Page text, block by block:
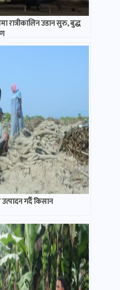
रात्रीकालिन उडान सुरु, बुद्ध
गर्दै किसान